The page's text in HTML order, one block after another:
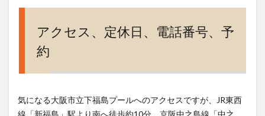
アクセス、定休日、電話番号、予
約
気になる大阪市立下福島プールへのアクセスですが、JR東西